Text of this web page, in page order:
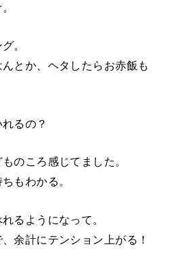
。
とか、ヘタしたらお赤飯も
るの？
のころ感じてました。
もわかる。
るようになって。
余計にテンション上がる！